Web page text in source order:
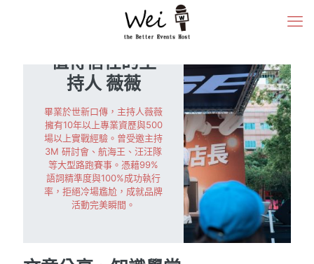
值得信任的主
持人 薇薇
畢業於世新口傳，主持人薇薇
擁有10年以上專業資歷與500
場以上實戰經驗。曾受邀主持
3M 研討會、航海王、汪汪隊
等大型路跑賽事。憑藉99%
語詞精準度與100%成功執行
率，拒絕冷場尷尬，成就品牌
活動完美瞬間。